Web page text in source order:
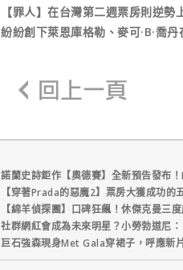
【罪人】在台灣第二週票房則逆
紛紛創下萊恩庫格勒、麥可·B·喬
諾蘭史詩鉅作【奧德賽】全新預告發布
【穿著Prada的惡魔2】票房大獲成功的
【綿羊偵探團】口碑狂飆！休傑克曼三
社群網紅會成為未來明星？小勞勃道尼：
巨石強森現身Met Gala穿裙子，呼應新